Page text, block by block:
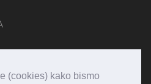
(cookies) kako bismo